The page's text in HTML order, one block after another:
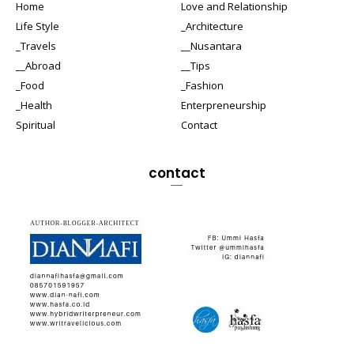
Home
Love and Relationship
Life Style
_Architecture
_Travels
__Nusantara
__Abroad
__Tips
_Food
_Fashion
_Health
Enterpreneurship
Spiritual
Contact
contact